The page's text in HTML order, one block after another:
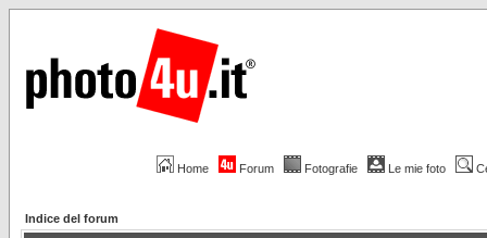
Home Forum Fotografie Le mie foto
Indice del forum